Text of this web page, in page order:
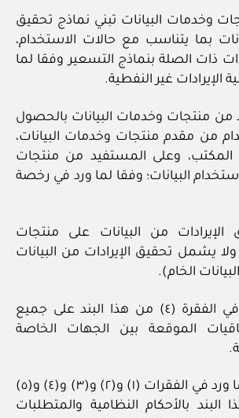
وخدمات البيانات تبني نماذج تحقيق
بما يتناسب مع حالات الاستخدام،
ذات الصلة بنماذج التسعير وفقا لما
الإيرادات غير النفطية.
من منتجات وخدمات البيانات بالحصول
من مقدم منتجات وخدمات البيانات،
المكتب، وعلى المستفيد من منتجات
البيانات؛ وفقا لما ورد في رخصة
الإيرادات من البيانات على منتجات
ولا يشمل تحقيق الإيرادات من البيانات
الخام).
٨- يطبق ما ورد في الفقرة (٤) من هذا البند على جميع
الموقعة بين الجهات الخاصة
٩- لا يخل تطبيق ما ورد في الفقرات (١) و(٢) و(٣) و(٤) و(٥)
هذا البند بالأحكام النظامية والمتطلبات